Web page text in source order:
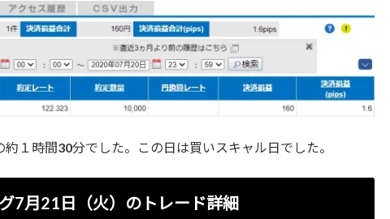
１時間30分でした。この日は買いスキャル日でした。
7月21日（火）のトレード詳細